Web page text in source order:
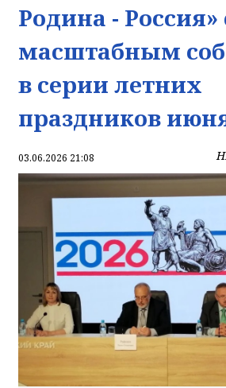
Родина - Россия»
масштабным
в серии летних
праздников
03.06.2026 21:08